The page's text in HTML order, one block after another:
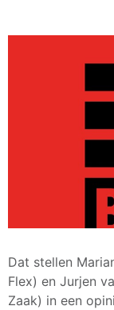
Dat stellen
Flex) en Jurjen
Zaak) in een